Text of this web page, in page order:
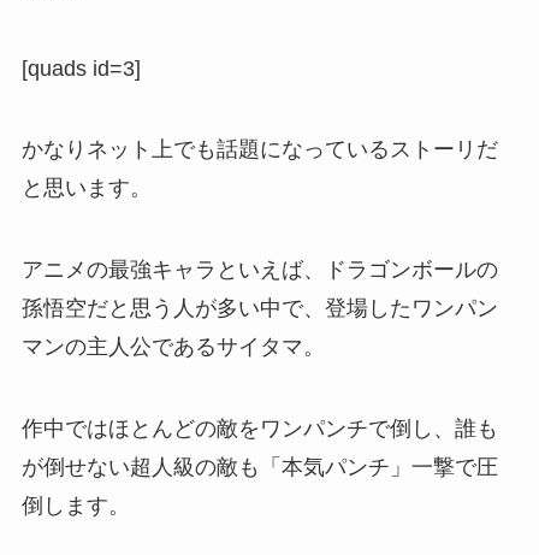
[quads id=3]
かなりネット上でも話題になっているストーリだ
と思います。
アニメの最強キャラといえば、ドラゴンボールの
孫悟空だと思う人が多い中で、登場したワンパン
マンの主人公であるサイタマ。
作中ではほとんどの敵をワンパンチで倒し、誰も
が倒せない超人級の敵も「本気パンチ」一撃で圧
倒します。